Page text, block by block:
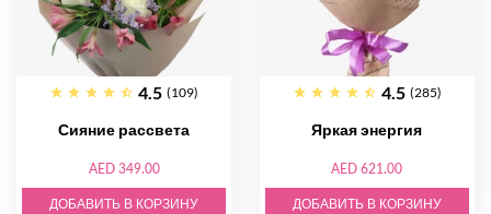
4.5 (109)
Сияние рассвета
AED 349.00
ДОБАВИТЬ В КОРЗИНУ
4.5 (285)
Яркая энергия
AED 621.00
ДОБАВИТЬ В КОРЗИНУ